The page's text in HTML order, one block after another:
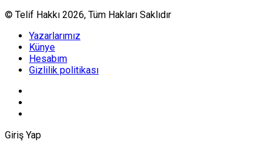
© Telif Hakkı 2026, Tüm Hakları Saklıdır
Yazarlarımız
Künye
Hesabım
Gizlilik politikası
Giriş Yap